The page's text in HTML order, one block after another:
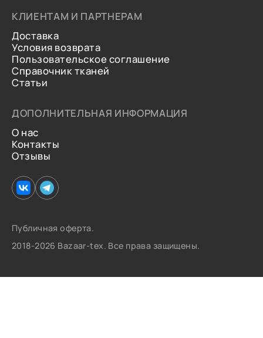
КЛИЕНТАМ И ПАРТНЕРАМ
Доставка
Условия возврата
Пользовательское соглашение
Справочник тканей
Статьи
ДОПОЛНИТЕЛЬНАЯ ИНФОРМАЦИЯ
О нас
Контакты
Отзывы
Публичная оферта.
2018-2026 Bazaar-tex. Все права защищены.